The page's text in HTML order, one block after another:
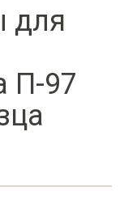
для
П-97